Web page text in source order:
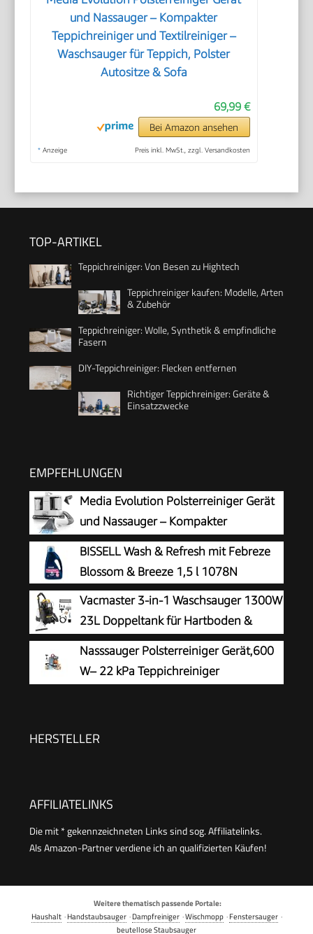
und Nassauger – Kompakter
Teppichreiniger und Textilreiniger –
Waschsauger für Teppich, Polster
Autositze & Sofa
69,99 €
Bei Amazon ansehen
* Anzeige Preis inkl. MwSt., zzgl. Versandkosten
TOP-ARTIKEL
Teppichreiniger: Von Besen zu Hightech
Teppichreiniger kaufen: Modelle, Arten
& Zubehör
Teppichreiniger: Wolle, Synthetik & empfindliche
Fasern
DIY-Teppichreiniger: Flecken entfernen
Richtiger Teppichreiniger: Geräte &
Einsatzzwecke
EMPFEHLUNGEN
Media Evolution Polsterreiniger Gerät
und Nassauger – Kompakter
Teppichreiniger und Textilreiniger –
Waschsauger für Teppich, Polster Autositze &
Sofa
BISSELL Wash & Refresh mit Febreze
Blossom & Breeze 1,5 l 1078N
Vacmaster 3-in-1 Waschsauger 1300W
23L Doppeltank für Hartboden &
Teppich
Nasssauger Polsterreiniger Gerät,600
W– 22 kPa Teppichreiniger
HERSTELLER
AFFILIATELINKS
Die mit * gekennzeichneten Links sind sog. Affiliatelinks.
Als Amazon-Partner verdiene ich an qualifizierten Käufen!
Weitere thematisch passende Portale:
Haushalt·Handstaubsauger·Dampfreiniger·Wischmopp·Fenstersauger·
beutellose Staubsauger